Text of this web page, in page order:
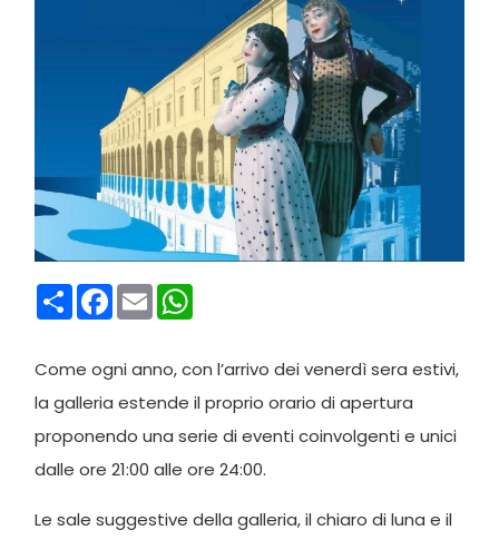
CondividiFacebook
Email
Come ogni anno, con l’arrivo dei venerdì sera estivi,
la galleria estende il proprio orario di apertura
proponendo una serie di eventi coinvolgenti e unici
dalle ore 21:00 alle ore 24:00.
Le sale suggestive della galleria, il chiaro di luna e il